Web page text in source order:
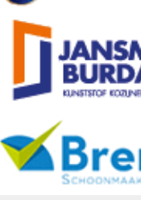
plaats.